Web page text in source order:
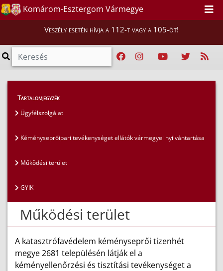
Komárom-Esztergom Vármegye
Veszély esetén hívja a 112-t vagy a 105-öt!
Lakosság >
Tartalomjegyzék
Ügyfélszolgálat
Kéményseprőipari tevékenységet ellátók vármegyei nyilvántartása
Működési terület
GYIK
Működési terület
A katasztrófavédelem kéményseprői tizenhét
megye 2681 településén látják el a
kéményellenőrzési és tisztítási tevékenységet a